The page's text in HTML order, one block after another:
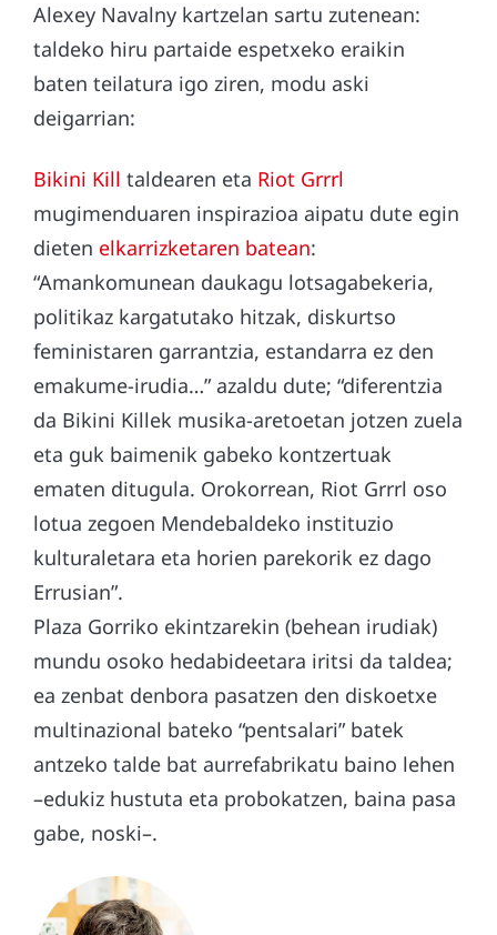
Alexey Navalny kartzelan sartu zutenean:
taldeko hiru partaide espetxeko eraikin
baten teilatura igo ziren, modu aski
deigarrian:
Bikini Kill taldearen eta Riot Grrrl
mugimenduaren inspirazioa aipatu dute egin
dieten elkarrizketaren batean:
“Amankomunean daukagu lotsagabekeria,
politikaz kargatutako hitzak, diskurtso
feministaren garrantzia, estandarra ez den
emakume-irudia…” azaldu dute; “diferentzia
da Bikini Killek musika-aretoetan jotzen zuela
eta guk baimenik gabeko kontzertuak
ematen ditugula. Orokorrean, Riot Grrrl oso
lotua zegoen Mendebaldeko instituzio
kulturaletara eta horien parekorik ez dago
Errusian”.
Plaza Gorriko ekintzarekin (behean irudiak)
mundu osoko hedabideetara iritsi da taldea;
ea zenbat denbora pasatzen den diskoetxe
multinazional bateko “pentsalari” batek
antzeko talde bat aurrefabrikatu baino lehen
–edukiz hustuta eta probokatzen, baina pasa
gabe, noski–.